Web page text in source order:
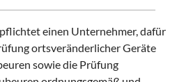
einen Unternehmer, dafür
ortsveränderlicher Geräte
sowie die Prüfung